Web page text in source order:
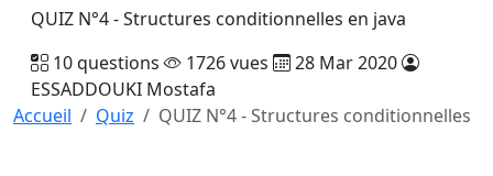
QUIZ N°4 - Structures conditionnelles en java
10 questions
1726 vues
28 Mar 2020
ESSADDOUKI Mostafa
Accueil
Quiz QUIZ N°4 - Structures conditionnelles